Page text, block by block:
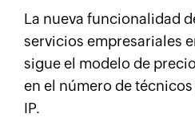
La nueva funcionalidad
servicios empresariales
sigue el modelo de
en el número de
IP.